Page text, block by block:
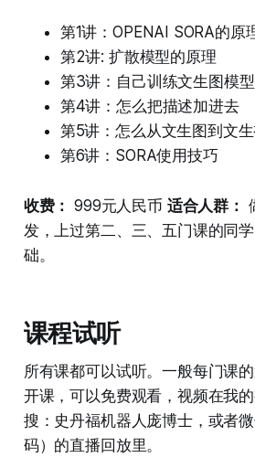
第1讲：OPENAI SORA的原
第2讲: 扩散模型的原理
第3讲：自己训练文生图模型
第4讲：怎么把描述加进去
第5讲：怎么从文生图到文
第6讲：SORA使用技巧
收费： 999元人民币 适合人群：
发，上过第二、三、五门课的同
础。
课程试听
所有课都可以试听。一般每门课
开课，可以免费观看，视频在我
搜：史丹福机器人庞博士，或者
码）的直播回放里。